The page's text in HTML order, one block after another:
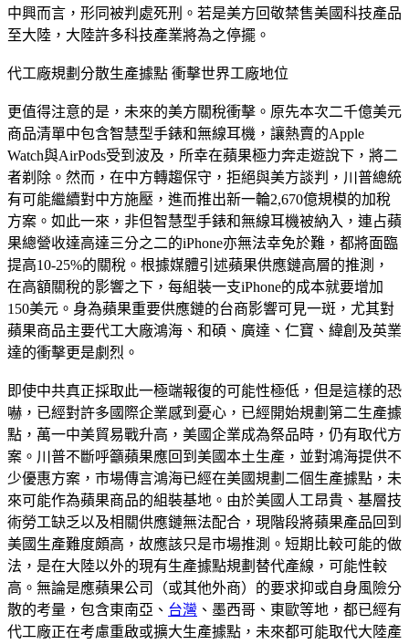
中興而言，形同被判處死刑。若是美方回敬禁售美國科技產品
至大陸，大陸許多科技產業將為之停擺。
代工廠規劃分散生產據點 衝擊世界工廠地位
更值得注意的是，未來的美方關稅衝擊。原先本次二千億美元
商品清單中包含智慧型手錶和無線耳機，讓熱賣的Apple
Watch與AirPods受到波及，所幸在蘋果極力奔走遊說下，將二
者剃除。然而，在中方轉趨保守，拒絕與美方談判，川普總統
有可能繼續對中方施壓，進而推出新一輪2,670億規模的加稅
方案。如此一來，非但智慧型手錶和無線耳機被納入，連占蘋
果總營收達高達三分之二的iPhone亦無法幸免於難，都將面臨
提高10-25%的關稅。根據媒體引述蘋果供應鏈高層的推測，
在高額關稅的影響之下，每組裝一支iPhone的成本就要增加
150美元。身為蘋果重要供應鏈的台商影響可見一斑，尤其對
蘋果商品主要代工大廠鴻海、和碩、廣達、仁寶、緯創及英業
達的衝擊更是劇烈。
即使中共真正採取此一極端報復的可能性極低，但是這樣的恐
嚇，已經對許多國際企業感到憂心，已經開始規劃第二生產據
點，萬一中美貿易戰升高，美國企業成為祭品時，仍有取代方
案。川普不斷呼籲蘋果應回到美國本土生產，並對鴻海提供不
少優惠方案，市場傳言鴻海已經在美國規劃二個生產據點，未
來可能作為蘋果商品的組裝基地。由於美國人工昂貴、基層技
術勞工缺乏以及相關供應鏈無法配合，現階段將蘋果產品回到
美國生產難度頗高，故應該只是市場推測。短期比較可能的做
法，是在大陸以外的現有生產據點規劃替代產線，可能性較
高。無論是應蘋果公司（或其他外商）的要求抑或自身風險分
散的考量，包含東南亞、 台灣 、墨西哥、東歐等地，都已經有
代工廠正在考慮重啟或擴大生產據點，未來都可能取代大陸產